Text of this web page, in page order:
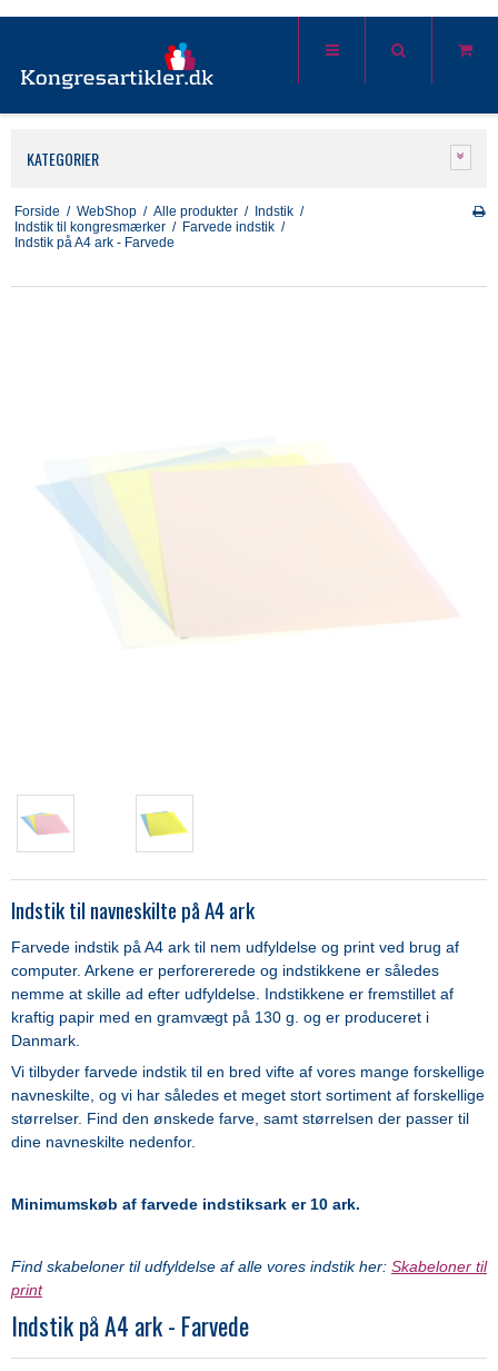
KATEGORIER
Forside / WebShop / Alle produkter / Indstik /
Indstik til kongresmærker / Farvede indstik /
Indstik på A4 ark - Farvede
Indstik til navneskilte på A4 ark
Farvede indstik på A4 ark til nem udfyldelse og print ved brug af
computer. Arkene er perforererede og indstikkene er således
nemme at skille ad efter udfyldelse. Indstikkene er fremstillet af
kraftig papir med en gramvægt på 130 g. og er produceret i
Danmark.
Vi tilbyder farvede indstik til en bred vifte af vores mange forskellige
navneskilte, og vi har således et meget stort sortiment af forskellige
størrelser. Find den ønskede farve, samt størrelsen der passer til
dine navneskilte nedenfor.
Minimumskøb af farvede indstiksark er 10 ark.
Find skabeloner til udfyldelse af alle vores indstik her: Skabeloner til
print
Indstik på A4 ark - Farvede